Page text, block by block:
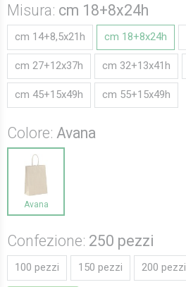
Misura: cm 18+8x24h
cm 14+8,5x21h cm 18+8x24h
cm 27+12x37h cm 32+13x41h
cm 45+15x49h cm 55+15x49h
Colore: Avana
Avana
Confezione: 250 pezzi
100 pezzi 150 pezzi 200 pezzi